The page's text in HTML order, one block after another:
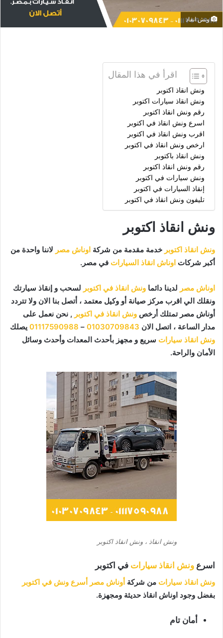
ونش انقاذ
اقرأ في هذا المقال
ونش انقاذ اكتوبر
ونش انقاذ سيارات اكتوبر
رقم ونش انقاذ اكتوبر
اسرع ونش انقاذ في اكتوبر
اقرب ونش انقاذ في اكتوبر
ارخص ونش انقاذ في اكتوبر
ونش انقاذ باكتوبر
رقم ونش انقاذ اكتوبر
ونش سيارات في اكتوبر
إنقاذ السيارات في اكتوبر
تليفون ونش انقاذ في اكتوبر
ونش انقاذ اكتوبر
ونش انقاذ اكتوبر خدمة مقدمة من شركة اوناش مصر لاننا واحدة من
أكبر شركات اوناش انقاذ السيارات في مصر.
اوناش مصر لدينا دائما ونش انقاذ في اكتوبر لسحب و إنقاذ سيارتك
ونقلك الي اقرب مركز صيانة أو وكيل معتمد ، أتصل بنا الان ولا تتردد
أوناش مصر تمتلك أرخص ونش انقاذ في اكتوبر , نحن نعمل على
مدار الساعة ، اتصل الان 01030709843
–
01117590988 يصلك
ونش انقاذ سيارات سريع و مجهز بأحدث المعدات وأحدث وسائل
الأمان والراحة.
ونش انقاذ ، ونش انقاذ اكتوبر
اسرع ونش انقاذ سيارات في اكتوبر
ونش انقاذ سيارات من شركة أوناش مصر أسرع ونش في اكتوبر
بفضل وجود اوناش انقاذ حديثة ومجهزة.
أمان تام